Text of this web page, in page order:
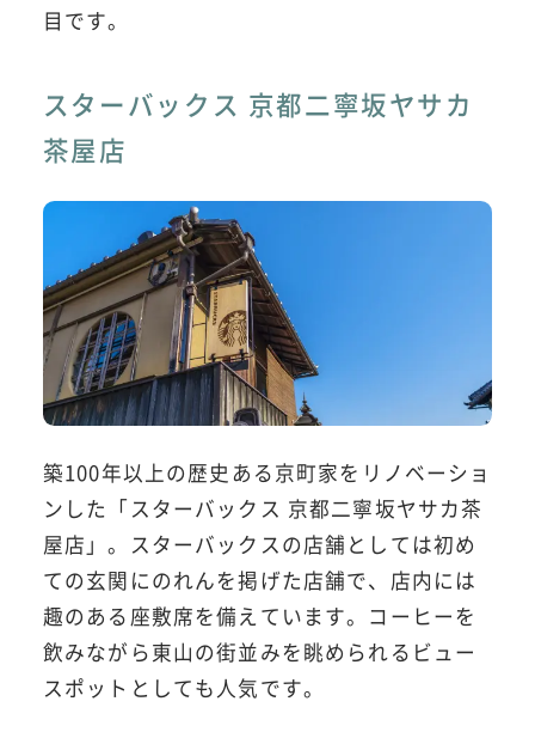
目です。
スターバックス 京都二寧坂ヤサカ
茶屋店
築100年以上の歴史ある京町家をリノベーショ
ンした「スターバックス 京都二寧坂ヤサカ茶
屋店」。スターバックスの店舗としては初め
ての玄関にのれんを掲げた店舗で、店内には
趣のある座敷席を備えています。コーヒーを
飲みながら東山の街並みを眺められるビュー
スポットとしても人気です。